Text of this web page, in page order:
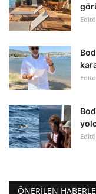
Dünya
ÖNERILEN